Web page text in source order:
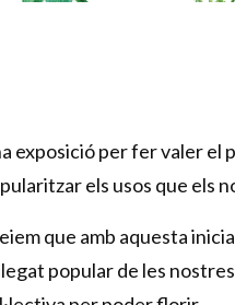
exposició per fer valer el
els usos que els
que amb aquesta
popular de les